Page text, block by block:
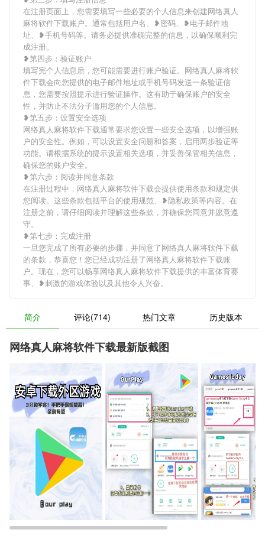
在注册页面上，您需要填写一些必要的个人信息来创建网络真人
麻将软件下载账户。通常包括用户名、❥密码、❥电子邮件地
址、❥手机号码等。请务必提供准确完整的信息，以确保顺利完
成注册。
❥第四步：验证账户
填写完个人信息后，您可能需要进行账户验证。网络真人麻将软
件下载会向您提供的电子邮件地址或手机号码发送一条验证信
息，您需要按照提示进行验证操作。这有助于确保账户的安全
性，并防止不法分子滥用您的个人信息。
❥第五步：设置安全选项
网络真人麻将软件下载通常要求您设置一些安全选项，以增强账
户的安全性。例如，可以设置安全问题和答案，启用两步验证等
功能。请根据系统的提示设置相关选项，并妥善保管相关信息，
确保您的账户安全。
❥第六步：阅读并同意条款
在注册过程中，网络真人麻将软件下载会提供使用条款和规定供
您阅读。这些条款包括平台的使用规范、❥隐私政策等内容。在
注册之前，请仔细阅读并理解这些条款，并确保您同意并愿意遵
守。
❥第七步：完成注册
一旦您完成了所有必要的步骤，并同意了网络真人麻将软件下载
的条款，恭喜您！您已经成功注册了网络真人麻将软件下载账
户。现在，您可以畅享网络真人麻将软件下载提供的丰富体育赛
事、❥刺激的游戏体验以及其他令人兴奋。
简介 评论(714) 热门文章 历史版本
网络真人麻将软件下载最新版截图